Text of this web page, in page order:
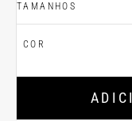
TAMANHOS
COR